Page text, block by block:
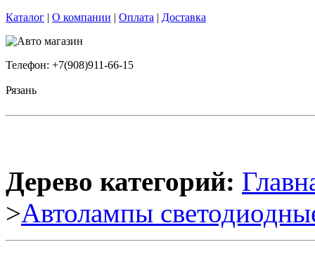
Каталог | О компании | Оплата | Доставка
Телефон: +7(908)911-66-15
Рязань
Дерево категорий:
>Автолампы